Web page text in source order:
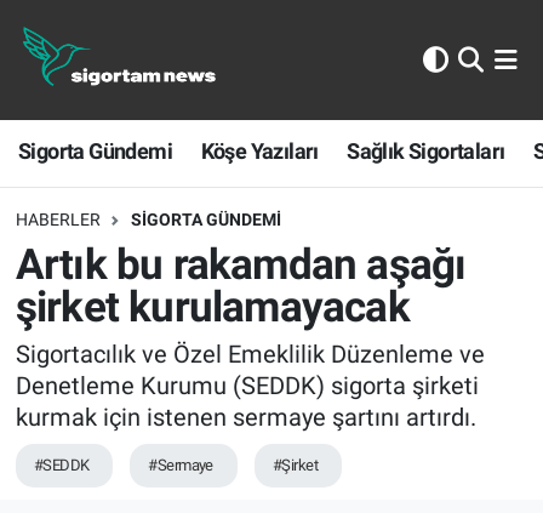
Sigorta Gündemi Köşe Yazıları Sağlık Sigortaları
HABERLER SIGORTA GÜNDEMI
Artık bu rakamdan aşağı
şirket kurulamayacak
Sigortacılık ve Özel Emeklilik Düzenleme ve
Denetleme Kurumu (SEDDK) sigorta şirketi
kurmak için istenen sermaye şartını artırdı.
#SEDDK #Sermaye #Şirket
Sigorta Gündemi
Köşe Yazıları
Sağlık Sigortaları
Sporun Sigortası
Ekonomi